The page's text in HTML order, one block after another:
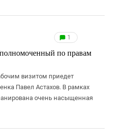
1
по правам
визитом приедет
Павел Астахов. В рамках
очень насыщенная